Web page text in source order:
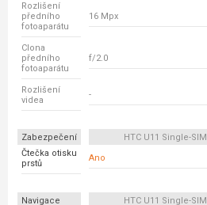
Rozlišení
předního
fotoaparátu
16 Mpx
Clona
předního
fotoaparátu
f/2.0
Rozlišení
videa
-
Zabezpečení HTC U11 Single-SIM
Čtečka otisku
prstů
Ano
Navigace HTC U11 Single-SIM